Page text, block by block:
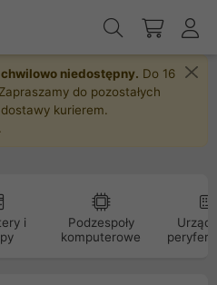
niedostępny. Do 16
do pozostałych
kurierem.
i
Podzespoły
komputerowe